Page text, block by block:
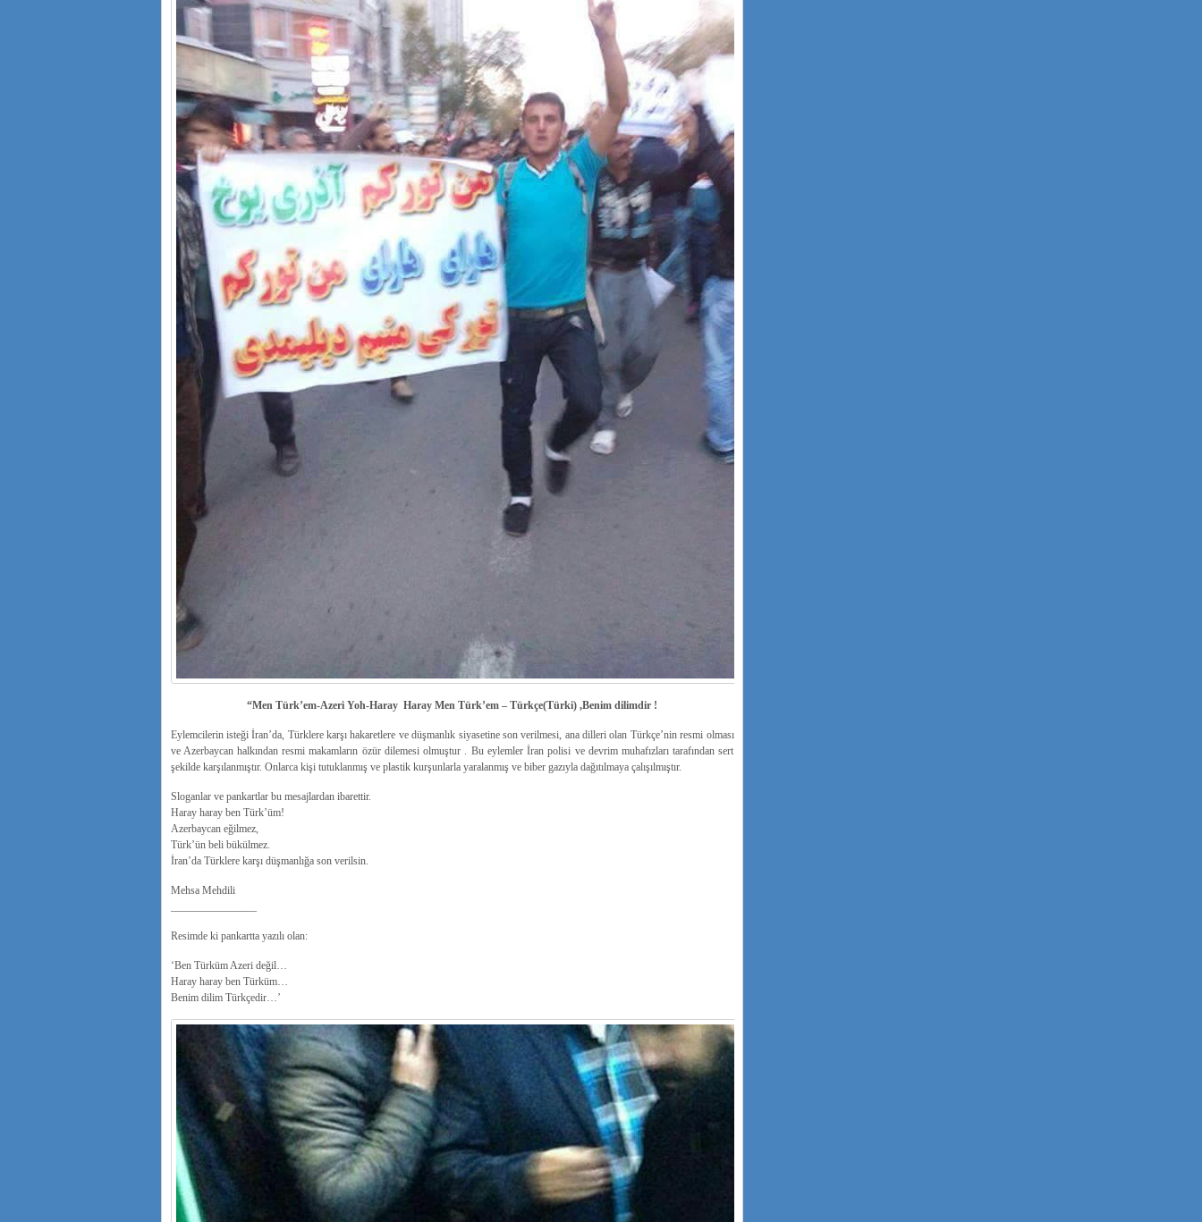
“Men Türk’em-Azeri Yoh-Haray Haray Men Türk’em – Türkçe(Türki) ,Benim dilimdir !
Eylemcilerin isteği İran’da, Türklere karşı hakaretlere ve düşmanlık siyasetine son verilmesi, ana dilleri olan Türkçe’nin resmi olması
ve Azerbaycan halkından resmi makamların özür dilemesi olmuştur . Bu eylemler İran polisi ve devrim muhafızları tarafından sert
şekilde karşılanmıştır. Onlarca kişi tutuklanmış ve plastik kurşunlarla yaralanmış ve biber gazıyla dağıtılmaya çalışılmıştır.
Sloganlar ve pankartlar bu mesajlardan ibarettir.
Haray haray ben Türk’üm!
Azerbaycan eğilmez,
Türk’ün beli bükülmez.
İran’da Türklere karşı düşmanlığa son verilsin.
Mehsa Mehdili
Resimde ki pankartta yazılı olan:
‘Ben Türküm Azeri değil…
Haray haray ben Türküm…
Benim dilim Türkçedir…’